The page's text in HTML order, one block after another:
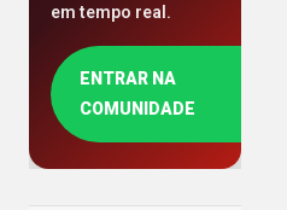
em tempo real.
ENTRAR NA
COMUNIDADE